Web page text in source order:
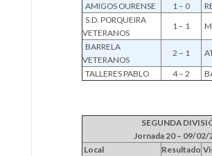
AMIGOS OURENSE
1 – 0
S.D. PORQUEIRA
VETERANOS
1 – 1
BARRELA
VETERANOS
2 – 1
TALLERES PABLO
4 – 2
SEGUNDA
Jornada 20 – 09/02/
Local
Resultado